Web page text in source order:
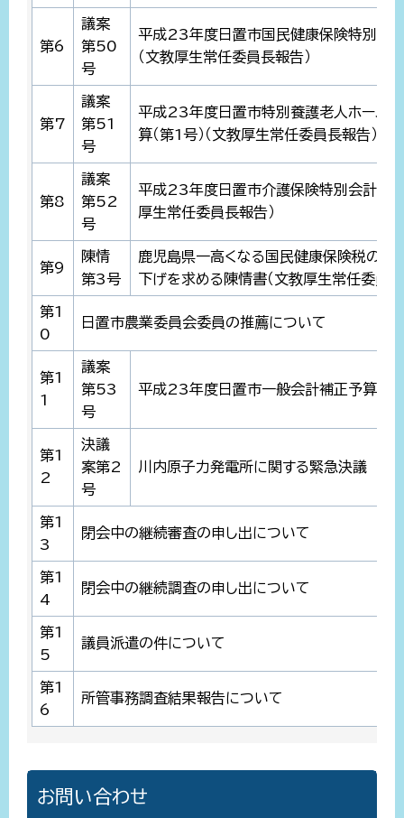
第6
議案
第50
号
平成23年度日置市国民健康保険特別会計
（文教厚生常任委員長報告）
第7
議案
第51
号
平成23年度日置市特別養護老人ホーム
算（第1号）（文教厚生常任委員長報告）
第8
議案
第52
号
平成23年度日置市介護保険特別会計補正
厚生常任委員長報告）
第9
陳情
第3号
鹿児島県一高くなる国民健康保険税の値
下げを求める陳情書（文教厚生常任委員長
第1
0
日置市農業委員会委員の推薦について
第1
1
議案
第53
号
平成23年度日置市一般会計補正予算（第
第1
2
決議
案第2
号
川内原子力発電所に関する緊急決議
第1
3
閉会中の継続審査の申し出について
第1
4
閉会中の継続調査の申し出について
第1
5
議員派遣の件について
第1
6
所管事務調査結果報告について
お問い合わせ